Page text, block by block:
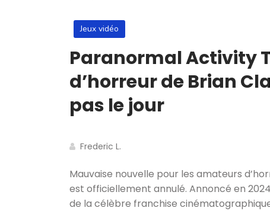
Jeux vidéo
Paranormal Activity
d’horreur de Brian
pas le jour
Frederic L.
Mauvaise nouvelle pour les amateurs
est officiellement annulé. Annoncé en
de la célèbre franchise